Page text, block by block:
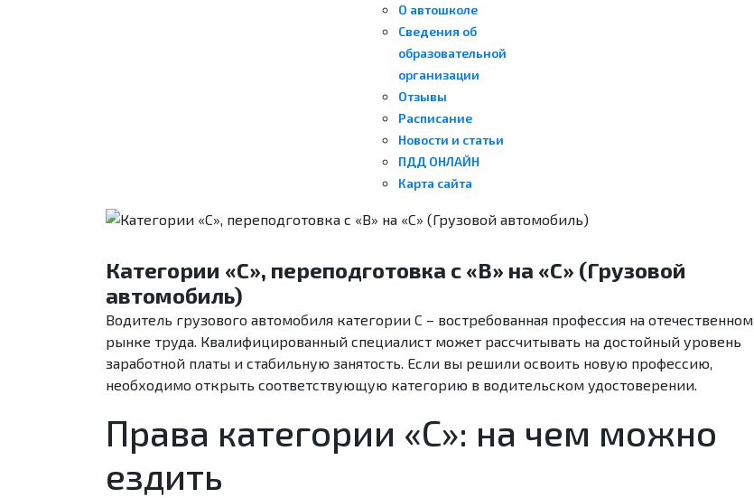
О автошколе
Сведения об
образовательной
организации
Отзывы
Расписание
Новости и статьи
ПДД ОНЛАЙН
Карта сайта
Категории «С», переподготовка с «В» на «С» (Грузовой
автомобиль)
Водитель грузового автомобиля категории С – востребованная профессия на отечественном
рынке труда. Квалифицированный специалист может рассчитывать на достойный уровень
заработной платы и стабильную занятость. Если вы решили освоить новую профессию,
необходимо открыть соответствующую категорию в водительском удостоверении.
Права категории «С»: на чем можно
ездить